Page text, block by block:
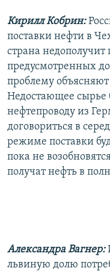
ПОДПИШИТЕСЬ НА
СОЦИАЛЬНЫЕ СЕТИ
Все сайты РСЕ/РС
Кирилл Кобрин:
поставки нефти в
страна недополучит
предусмотренных
проблему
Недостающее сырье
нефтепроводу из
договориться в
режиме поставки
пока не
получат нефть в
Александра Вагнер:
львиную долю